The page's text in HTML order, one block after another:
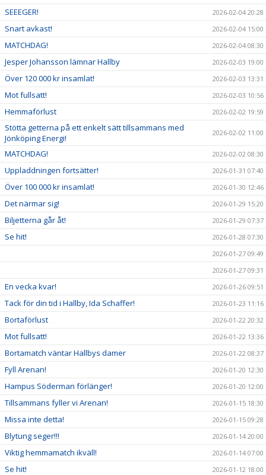
SEEEGER!
2026-02-04 20:28
Snart avkast! 2026-02-04 15:00
MATCHDAG! 2026-02-04 08:30
Jesper Johansson lämnar Hallby 2026-02-03 19:00
Över 120 000 kr insamlat! 2026-02-03 13:31
Mot fullsatt! 2026-02-03 10:56
Hemmaförlust 2026-02-02 19:59
Stötta getterna på ett enkelt sätt tillsammans med
Jönköping Energi!
2026-02-02 11:00
MATCHDAG! 2026-02-02 08:30
Uppladdningen fortsätter! 2026-01-31 07:40
Över 100 000 kr insamlat! 2026-01-30 12:46
Det närmar sig! 2026-01-29 15:20
Biljetterna går åt! 2026-01-29 07:37
Se hit!
2026-01-28 07:30
2026-01-27 09:49
2026-01-27 09:31
En vecka kvar! 2026-01-26 09:51
Tack för din tid i Hallby, Ida Schaffer! 2026-01-23 11:16
Bortaförlust 2026-01-22 20:32
Mot fullsatt! 2026-01-22 13:36
Bortamatch väntar Hallbys damer 2026-01-22 08:37
Fyll Arenan! 2026-01-20 12:30
Hampus Söderman förlänger! 2026-01-20 12:00
Tillsammans fyller vi Arenan! 2026-01-15 18:30
Missa inte detta! 2026-01-15 09:28
Blytung seger!!! 2026-01-14 20:00
Viktig hemmamatch ikväll! 2026-01-14 07:00
Se hit! 2026-01-12 18:00